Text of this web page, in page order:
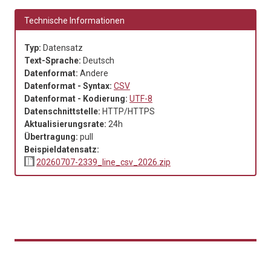
Technische Informationen
Typ: Datensatz
Text-Sprache: Deutsch
Datenformat: Andere
Datenformat - Syntax: CSV
Datenformat - Kodierung: UTF-8
Datenschnittstelle: HTTP/HTTPS
Aktualisierungsrate: 24h
Übertragung: pull
Beispieldatensatz:
20260707-2339_line_csv_2026.zip